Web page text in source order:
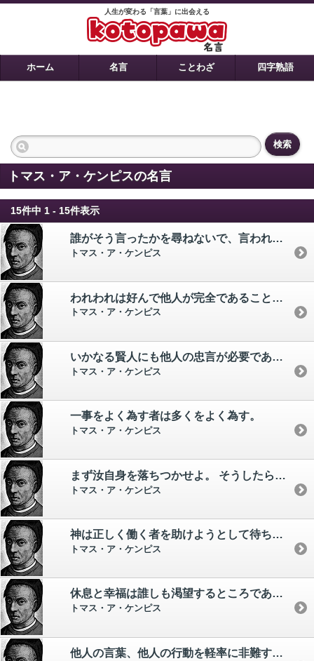
人生が変わる「言葉」に出会える
ホーム 名言 ことわざ 四字熟語
検索
トマス・ア・ケンピスの名言
15件中 1 - 15件表示
誰がそう言ったかを尋ねないで、言われていることは何か、それに心を用いなさい。
トマス・ア・ケンピス
われわれは好んで他人が完全であることを求めはするが、自分自身の欠点を正そうとしない。
トマス・ア・ケンピス
いかなる賢人にも他人の忠言が必要であり有効な時がある。
トマス・ア・ケンピス
一事をよく為す者は多くをよく為す。
トマス・ア・ケンピス
まず汝自身を落ちつかせよ。 そうしたら他人の間にあっても落ち着くことができよう。
トマス・ア・ケンピス
神は正しく働く者を助けようとして待ちもうけておられる。
トマス・ア・ケンピス
休息と幸福は誰しも渇望するところであるが、それはただ勤勉によってのみえられる。
トマス・ア・ケンピス
他人の言葉、他人の行動を軽率に非難するな。